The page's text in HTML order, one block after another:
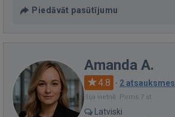
Piedāvāt pasūtījumu
Amanda A.
4.8 · 2 atsauksmes
Bija vietnē: Pirms 7 st.
Latviski